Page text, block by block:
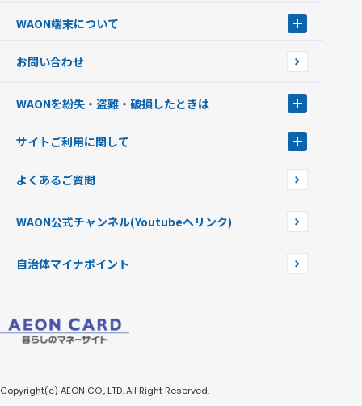
G.G WAON
WAONカード・WAONカードプラス
モバイルWAON
提携WAONカード
WAON端末について
WAONネットステーション
新型WAONステーション
WAONチャージャーmini
お問い合わせ
WAONを紛失・盗難・破損したときは
WAONカードの拾得について
サイトご利用に関して
企業情報
よくあるご質問
WAON公式チャンネル(Youtubeへリンク)
自治体マイナポイント
Copyright(c) AEON CO., LTD. All Right Reserved.